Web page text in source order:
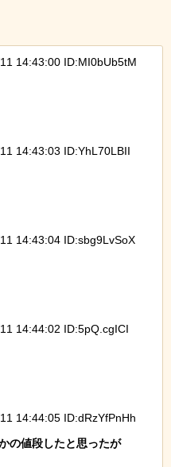
14:43:00 ID:MI0bUb5tM
14:43:03 ID:YhL70LBII
14:43:04 ID:sbg9LvSoX
14:44:02 ID:5pQ.cgICI
14:44:05 ID:dRzYfPnHh
の値段したと思ったが